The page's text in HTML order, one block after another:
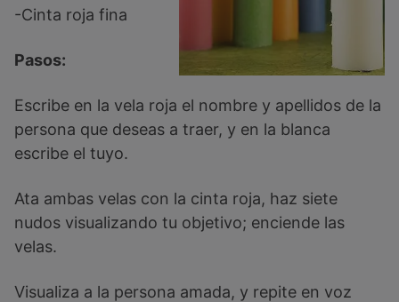
-Cinta roja fina
Pasos:
Escribe en la vela roja el nombre y apellidos de la
persona que deseas a traer, y en la blanca
escribe el tuyo.
Ata ambas velas con la cinta roja, haz siete
nudos visualizando tu objetivo; enciende las
velas.
Visualiza a la persona amada, y repite en voz